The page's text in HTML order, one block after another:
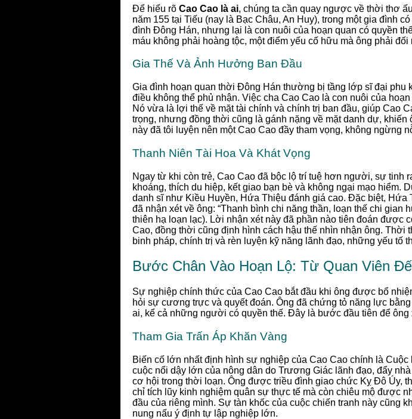
Để hiểu rõ Cao Cao là ai, chúng ta cần quay ngược về thời thơ
năm 155 tại Tiếu (nay là Bạc Châu, An Huy), trong một gia đình
đình Đông Hán, nhưng lại là con nuôi của hoạn quan có quyền
máu không phải hoàng tộc, một điểm yếu cố hữu mà ông phải
Gia Thế Và Ảnh Hưởng Ban Đầu
Gia đình hoạn quan thời Đông Hán thường bị tầng lớp sĩ đại phu
điều không thể phủ nhận. Việc cha Cao Cao là con nuôi của
Nó vừa là lợi thế về mặt tài chính và chính trị ban đầu, giúp Cao
trọng, nhưng đồng thời cũng là gánh nặng về mặt danh dự,
này đã tôi luyện nên một Cao Cao đầy tham vọng, không ngừng
Thanh Niên Tài Hoa Và Khát Vọng
Ngay từ khi còn trẻ, Cao Cao đã bộc lộ trí tuệ hơn người, sự tinh
khoáng, thích du hiệp, kết giao bạn bè và không ngại mạo hiểm.
danh sĩ như Kiều Huyền, Hứa Thiệu đánh giá cao. Đặc biệt,
đã nhận xét về ông: “Thanh bình chi năng thần, loạn thế chi
thiên hạ loạn lạc). Lời nhận xét này đã phần nào tiên đoán
Cao, đồng thời cũng định hình cách hậu thế nhìn nhận ông.
binh pháp, chính trị và rèn luyện kỹ năng lãnh đạo, những yếu tố
Bước Chân Vào Hoạn Lộ: Từ Quan Viên
Sự nghiệp chính thức của Cao Cao bắt đầu khi ông được bổ
hỏi sự cương trực và quyết đoán. Ông đã chứng tỏ năng lực
ai, kể cả những người có quyền thế. Đây là bước đầu tiên để
Tham Gia Trấn Áp Khăn Vàng
Biến cố lớn nhất định hình sự nghiệp của Cao Cao chính là
cuộc nổi dậy lớn của nông dân do Trương Giác lãnh đạo, đẩy
cơ hội trong thời loạn. Ông được triều đình giao chức Kỵ Đô Úy,
chỉ tích lũy kinh nghiệm quân sự thực tế mà còn chiêu mộ được
đầu của riêng mình. Sự tàn khốc của cuộc chiến tranh này cũng
nung nấu ý định tự lập nghiệp lớn.